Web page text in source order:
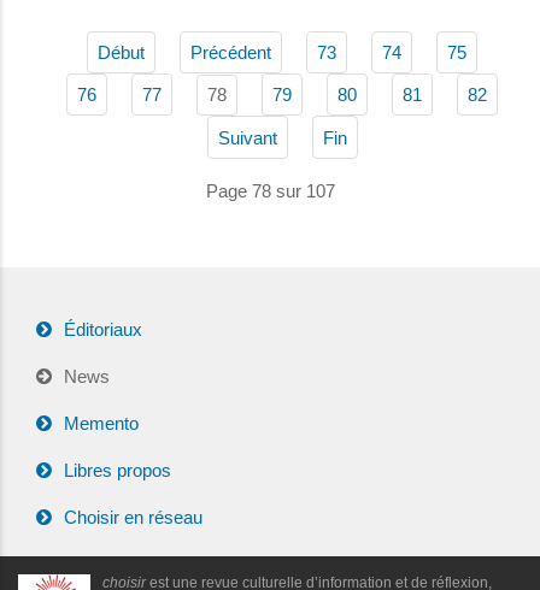
Début Précédent 73 74 75
76 77 78 79 80 81 82
Suivant Fin
Page 78 sur 107
Éditoriaux
News
Memento
Libres propos
Choisir en réseau
choisirest une revue culturelle d’information et de réflexion,